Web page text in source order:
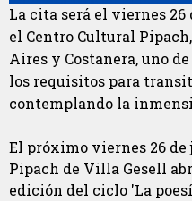
La cita será el viernes 26
el Centro Cultural
Aires y Costanera, uno
los requisitos para
contemplando la
El próximo viernes 26
Pipach de Villa Gesell
edición del ciclo 'La